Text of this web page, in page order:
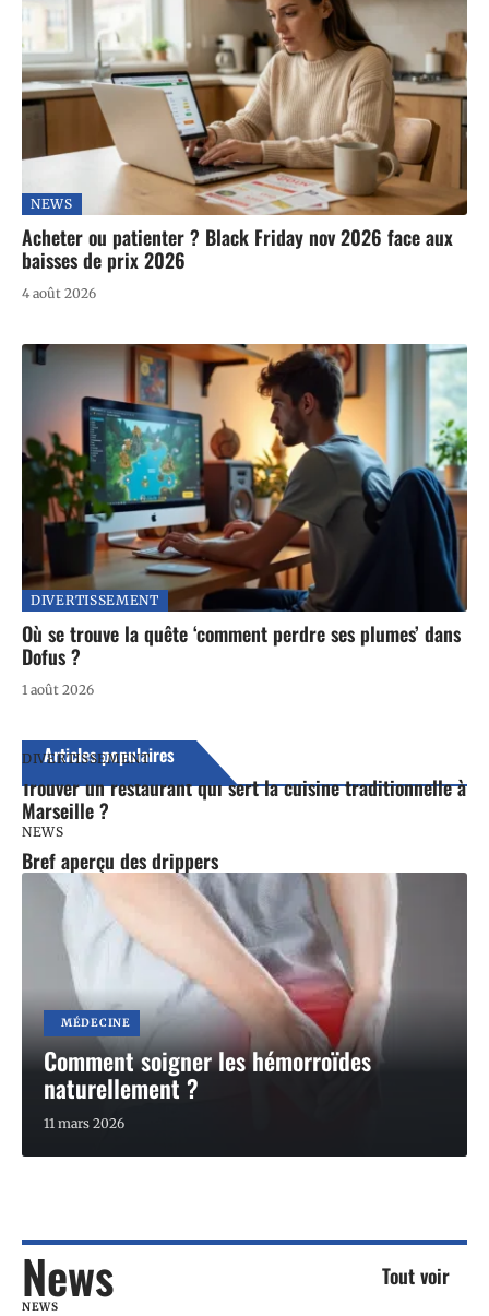
NEWS
Acheter ou patienter ? Black Friday nov 2026 face aux
baisses de prix 2026
4 août 2026
DIVERTISSEMENT
Où se trouve la quête ‘comment perdre ses plumes’ dans
Dofus ?
1 août 2026
Articles populaires
DIVERTISSEMENT
Trouver un restaurant qui sert la cuisine traditionnelle à
Marseille ?
NEWS
Bref aperçu des drippers
MÉDECINE
Comment soigner les hémorroïdes
naturellement ?
11 mars 2026
News Tout voir
NEWS